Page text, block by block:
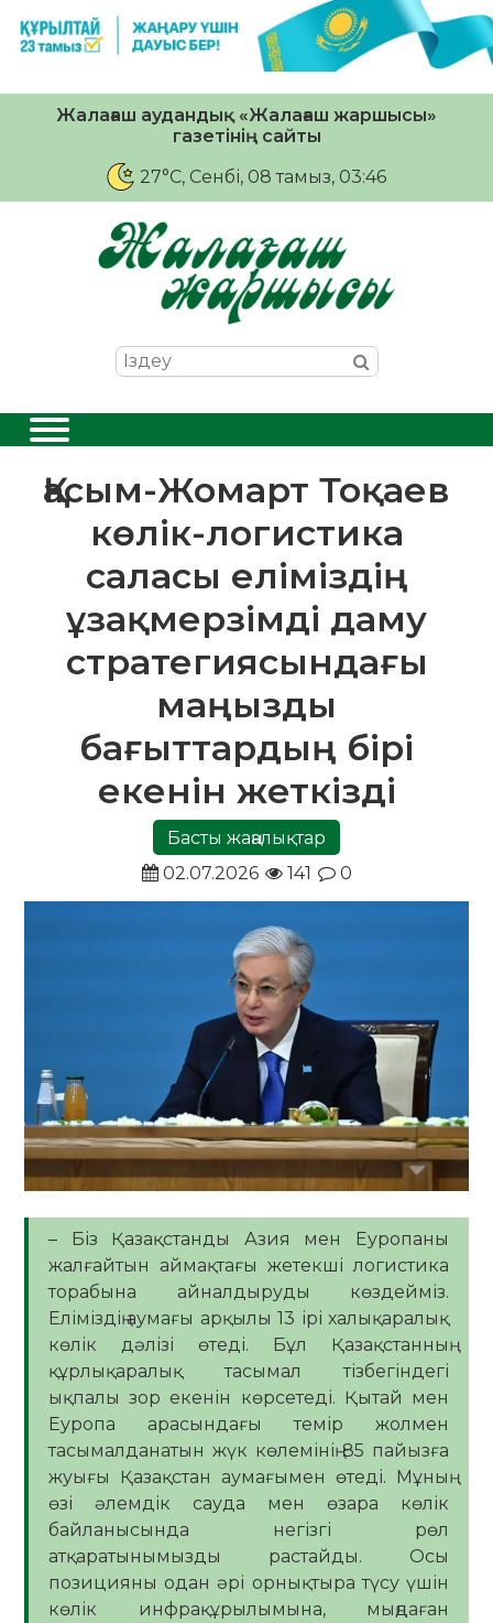
Жалағаш аудандық «Жалағаш жаршысы»
газетінің сайты
27°C, Сенбі, 08 тамыз, 03:46
Қасым-Жомарт Тоқаев
көлік-логистика
саласы еліміздің
ұзақмерзімді даму
стратегиясындағы
маңызды
бағыттардың бірі
екенін жеткізді
Басты жаңалықтар
02.07.2026
141 0
– Біз Қазақстанды Азия мен Еуропаны
жалғайтын аймақтағы жетекші логистика
торабына айналдыруды көздейміз.
Еліміздің аумағы арқылы 13 ірі халықаралық
көлік дәлізі өтеді. Бұл Қазақстанның
құрлықаралық тасымал тізбегіндегі
ықпалы зор екенін көрсетеді. Қытай мен
Еуропа арасындағы темір жолмен
тасымалданатын жүк көлемінің 85 пайызға
жуығы Қазақстан аумағымен өтеді. Мұның
өзі әлемдік сауда мен өзара көлік
байланысында негізгі рөл
атқаратынымызды растайды. Осы
позицияны одан әрі орнықтыра түсу үшін
көлік инфрақұрылымына, мыңдаған